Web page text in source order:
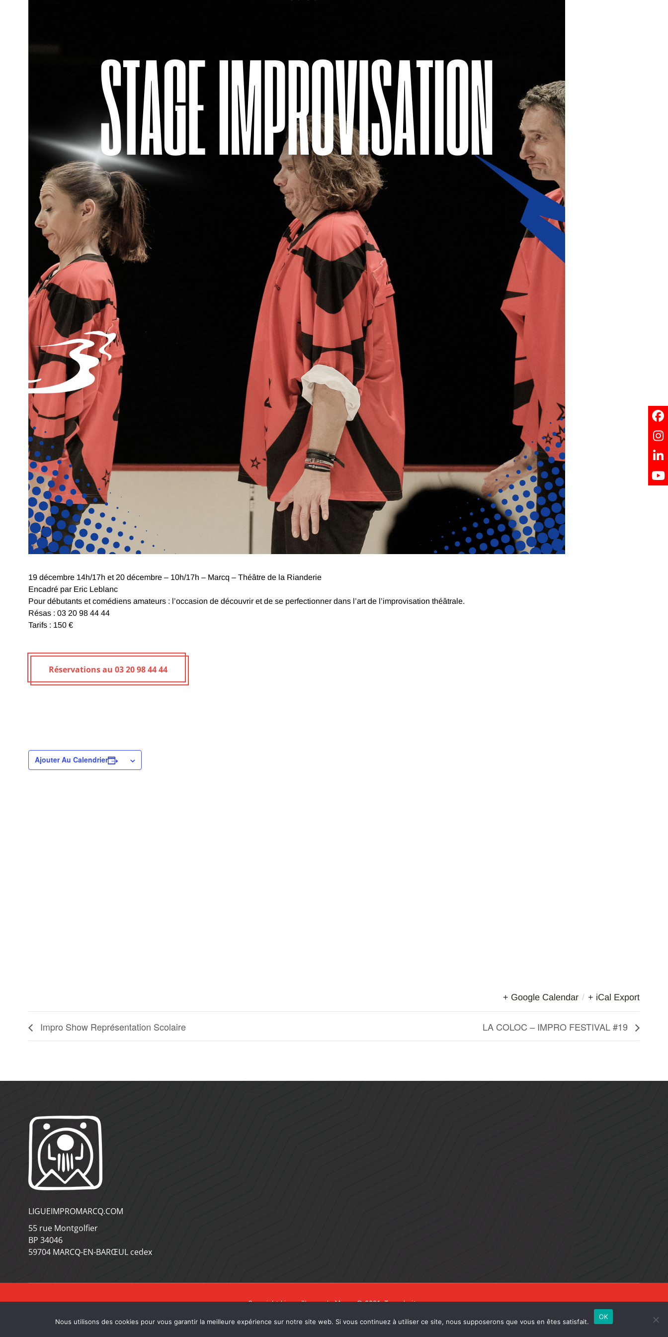
19 décembre 14h/17h et 20 décembre – 10h/17h – Marcq – Théâtre de la Rianderie
Encadré par Eric Leblanc
Pour débutants et comédiens amateurs : l’occasion de découvrir et de se perfectionner dans l’art de l’improvisation théâtrale.
Résas : 03 20 98 44 44
Tarifs : 150 €
Réservations au 03 20 98 44 44
Ajouter Au Calendrier
+ Google Calendar / + iCal Export
Impro Show Représentation Scolaire LA COLOC – IMPRO FESTIVAL #19
LIGUEIMPROMARCQ.COM
55 rue Montgolfier
BP 34046
59704 MARCQ-EN-BARŒUL cedex
Copyright Ligue d'Impro de Marcq © 2021. Tous droits
Nous utilisons des cookies pour vous garantir la meilleure expérience sur notre site web. Si vous continuez à utiliser ce site, nous supposerons que vous en êtes satisfait.
OK